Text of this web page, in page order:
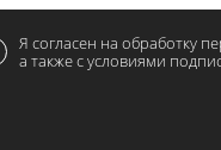
Я согласен на обработку
а также с условиями